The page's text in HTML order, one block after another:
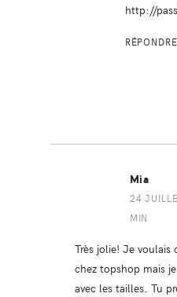
http://
RÉPONDRE
Mia
24
MIN
Très jolie! Je
chez topshop mais
avec les tailles. Tu